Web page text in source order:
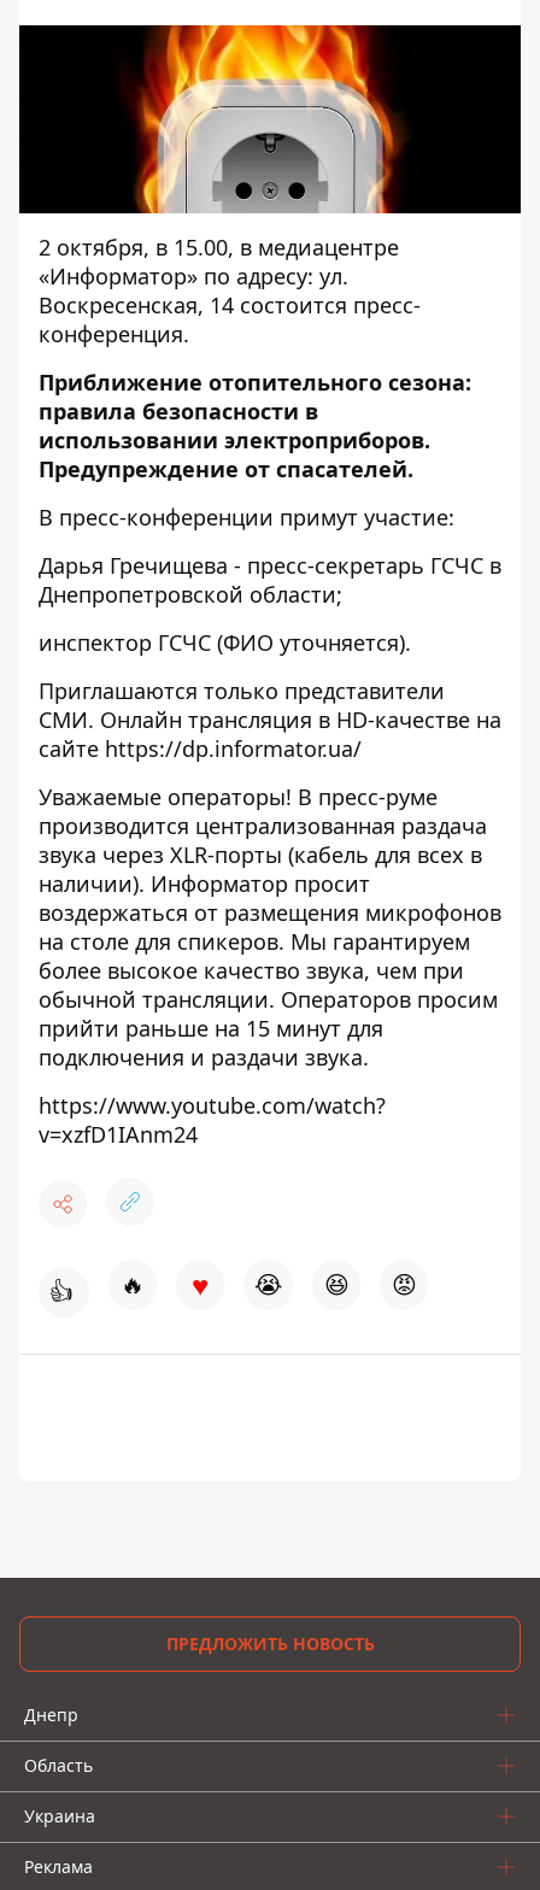
2 октября, в 15.00, в медиацентре
«Информатор» по адресу: ул.
Воскресенская, 14 состоится пресс-
конференция.
Приближение отопительного сезона:
правила безопасности в
использовании электроприборов.
Предупреждение от спасателей.
В пресс-конференции примут участие:
Дарья Гречищева - пресс-секретарь ГСЧС в
Днепропетровской области;
инспектор ГСЧС (ФИО уточняется).
Приглашаются только представители
СМИ. Онлайн трансляция в HD-качестве на
сайте https://dp.informator.ua/
Уважаемые операторы! В пресс-руме
производится централизованная раздача
звука через XLR-порты (кабель для всех в
наличии). Информатор просит
воздержаться от размещения микрофонов
на столе для спикеров. Мы гарантируем
более высокое качество звука, чем при
обычной трансляции. Операторов просим
прийти раньше на 15 минут для
подключения и раздачи звука.
https://www.youtube.com/watch?
v=xzfD1IAnm24
👍 🔥 ♥ 😭 😆 😡
ПРЕДЛОЖИТЬ НОВОСТЬ
Днепр
Область
Украина
Реклама